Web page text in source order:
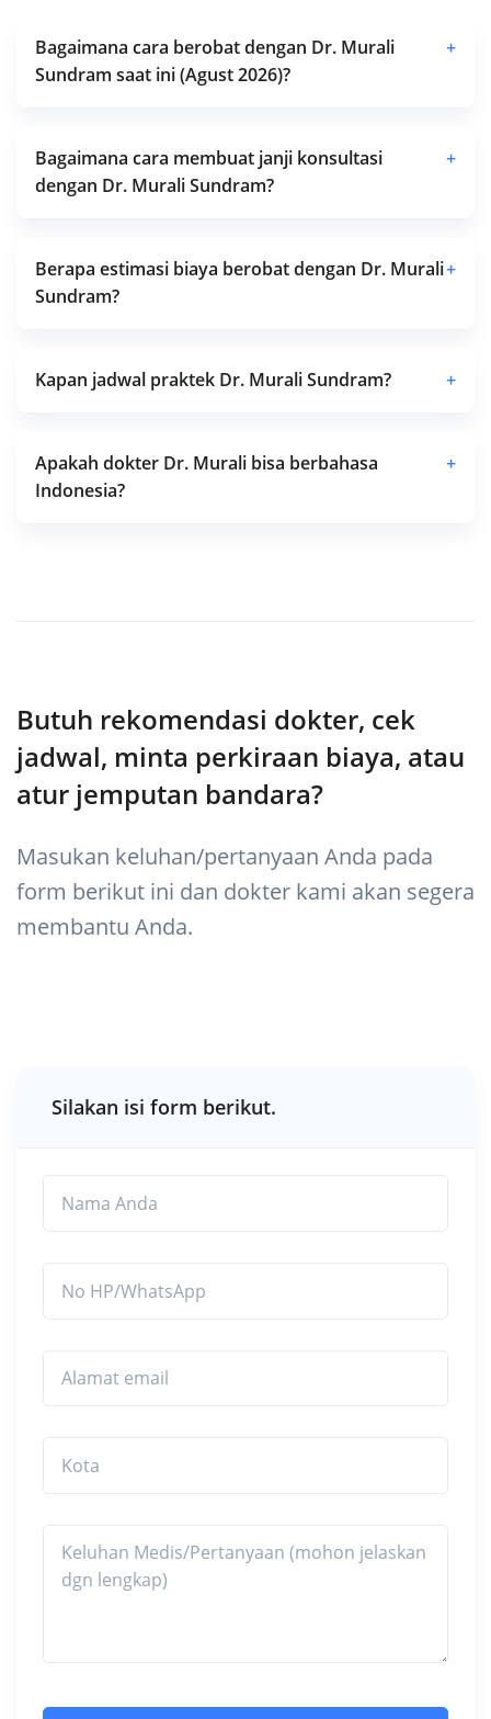
Bagaimana cara berobat dengan Dr. Murali
Sundram saat ini (Agust 2026)?
+
Bagaimana cara membuat janji konsultasi
dengan Dr. Murali Sundram?
+
Berapa estimasi biaya berobat dengan Dr. Murali
Sundram?
+
Kapan jadwal praktek Dr. Murali Sundram? +
Apakah dokter Dr. Murali bisa berbahasa
Indonesia?
+
Butuh rekomendasi dokter, cek
jadwal, minta perkiraan biaya, atau
atur jemputan bandara?
Masukan keluhan/pertanyaan Anda pada
form berikut ini dan dokter kami akan segera
membantu Anda.
Silakan isi form berikut.